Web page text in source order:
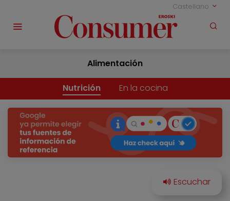
Castellano
Alimentación
Nutrición En la cocina